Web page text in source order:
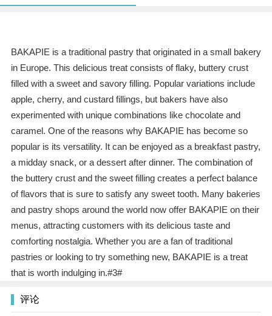
BAKAPIE is a traditional pastry that originated in a small bakery
in Europe. This delicious treat consists of flaky, buttery crust
filled with a sweet and savory filling. Popular variations include
apple, cherry, and custard fillings, but bakers have also
experimented with unique combinations like chocolate and
caramel. One of the reasons why BAKAPIE has become so
popular is its versatility. It can be enjoyed as a breakfast pastry,
a midday snack, or a dessert after dinner. The combination of
the buttery crust and the sweet filling creates a perfect balance
of flavors that is sure to satisfy any sweet tooth. Many bakeries
and pastry shops around the world now offer BAKAPIE on their
menus, attracting customers with its delicious taste and
comforting nostalgia. Whether you are a fan of traditional
pastries or looking to try something new, BAKAPIE is a treat
that is worth indulging in.#3#
评论